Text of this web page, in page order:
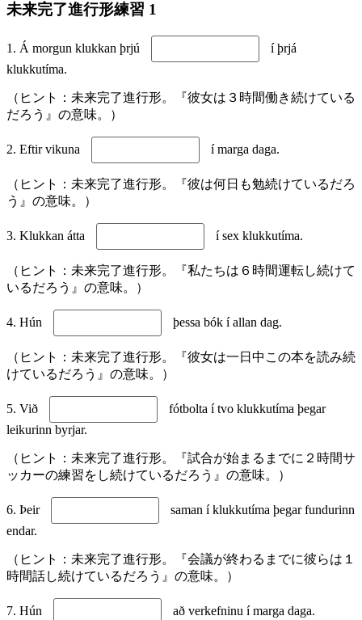
未来完了進行形練習 1
1. Á morgun klukkan þrjú
í þrjá
klukkutíma.
（ヒント：未来完了進行形。『彼女は３時間働き続けている
だろう』の意味。）
2. Eftir vikuna í marga daga.
（ヒント：未来完了進行形。『彼は何日も勉続けているだろ
う』の意味。）
3. Klukkan átta í sex klukkutíma.
（ヒント：未来完了進行形。『私たちは６時間運転し続けて
いるだろう』の意味。）
4. Hún þessa bók í allan dag.
（ヒント：未来完了進行形。『彼女は一日中この本を読み続
けているだろう』の意味。）
5. Við
fótbolta í tvo klukkutíma þegar
leikurinn byrjar.
（ヒント：未来完了進行形。『試合が始まるまでに２時間サ
ッカーの練習をし続けているだろう』の意味。）
6. Þeir
saman í klukkutíma þegar fundurinn
endar.
（ヒント：未来完了進行形。『会議が終わるまでに彼らは１
時間話し続けているだろう』の意味。）
7. Hún að verkefninu í marga daga.